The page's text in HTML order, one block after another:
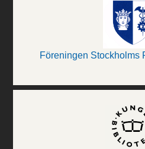
Föreningen Stockholms